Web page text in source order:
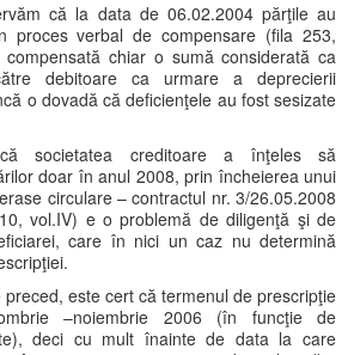
că la data de 06.02.2004 părţile au
proces verbal de compensare (fila 253,
chiar o sumă considerată ca
debitoare ca urmare a deprecierii
o dovadă că deficienţele au fost sesizate
că societatea creditoare a înţeles să
doar în anul 2008, prin încheierea unui
circulare – contractul nr. 3/26.05.2008
vol.IV) e o problemă de diligenţă şi de
care în nici un caz nu determină
preced, este cert că termenul de prescripţie
–noiembrie 2006 (în funcţie de
deci cu mult înainte de data la care